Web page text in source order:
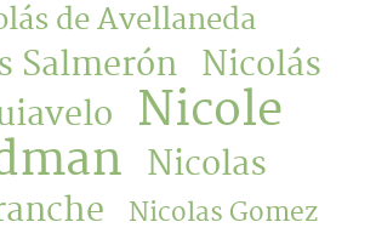
de Avellaneda
Salmerón
Nicolás
Nicole
Nicolas
Nicolas Gomez